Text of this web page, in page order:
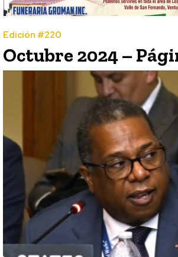
Edición #220
Octubre 2024 –